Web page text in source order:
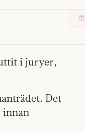
i juryer,
Det
innan